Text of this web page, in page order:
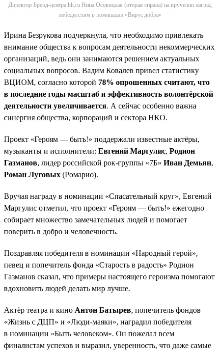
Директор Бренд-центра hh.ru Нина Осовицкая (вторая справа) на вручении наград
победителям в номинации «Вирус добра»
Ирина Безрукова подчеркнула, что необходимо привлекать
внимание общества к вопросам деятельности некоммерческих
организаций, ведь они занимаются решением актуальных
социальных вопросов. Вадим Ковалев привел статистику
ВЦИОМ, согласно которой 78% опрошенных считают, что
в последние годы масштаб и эффективность волонтёрской
деятельности увеличивается. А сейчас особенно важна
синергия общества, корпораций и сектора НКО.
Проект «Героям — быть!» поддержали известные актёры,
музыканты и исполнители: Евгений Маргулис, Родион
Газманов, лидер российской рок-группы «7Б» Иван Демьян,
Роман Луговых (Ромарио).
Вручая награду в номинации «Спасательный круг», Евгений
Маргулис отметил, что проект «Героям — быть!» ежегодно
собирает множество замечательных людей и помогает
поверить в добро и человечность.
Поздравляя победителя в номинации «Народный герой»,
певец и попечитель фонда «Старость в радость» Родион
Газманов сказал, что примеры настоящего героизма помогают
вдохновить людей делать мир лучше.
Актёр театра и кино Антон Батырев, попечитель фондов
«Жизнь с ДЦП» и «Люди-маяки», наградил победителя
в номинации «Быть человеком». Он пожелал всем
финалистам успехов и выразил, уверенность, что даже самые